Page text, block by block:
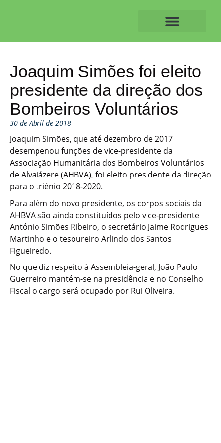
Joaquim Simões foi eleito
presidente da direção dos
Bombeiros Voluntários
30 de Abril de 2018
Joaquim Simões, que até dezembro de 2017
desempenou funções de vice-presidente da
Associação Humanitária dos Bombeiros Voluntários
de Alvaiázere (AHBVA), foi eleito presidente da direção
para o triénio 2018-2020.
Para além do novo presidente, os corpos sociais da
AHBVA são ainda constituídos pelo vice-presidente
António Simões Ribeiro, o secretário Jaime Rodrigues
Martinho e o tesoureiro Arlindo dos Santos
Figueiredo.
No que diz respeito à Assembleia-geral, João Paulo
Guerreiro mantém-se na presidência e no Conselho
Fiscal o cargo será ocupado por Rui Oliveira.